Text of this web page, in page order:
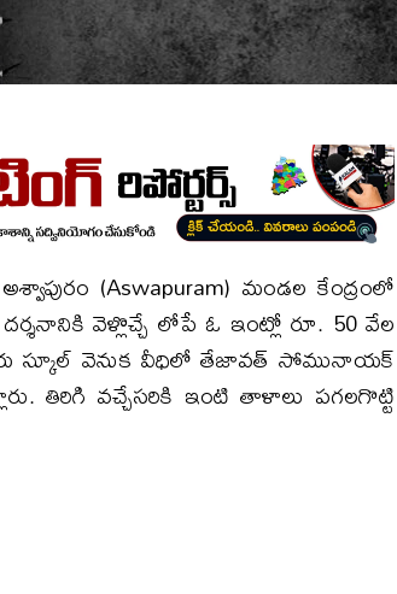
(Aswapuram) మండల కేంద్రంలో
వెళ్లొచ్చే లోపే ఓ ఇంట్లో రూ. 50 వేల
స్కూల్ వెనుక వీధిలో తేజావత్ సోమునాయక్
తిరిగి వచ్చేసరికి ఇంటి తాళాలు పగలగొట్టి